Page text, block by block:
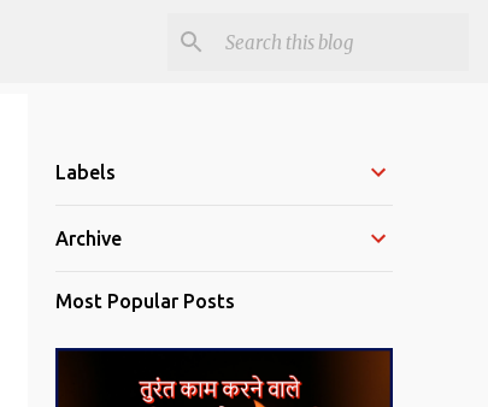
Labels
Archive
Most Popular Posts